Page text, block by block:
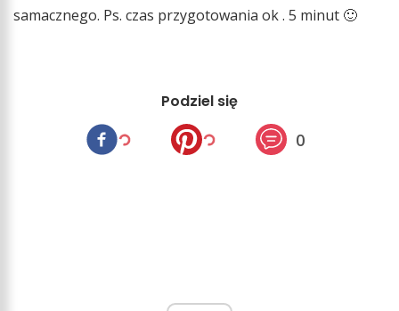
samacznego. Ps. czas przygotowania ok . 5 minut 🙂
Podziel się
0